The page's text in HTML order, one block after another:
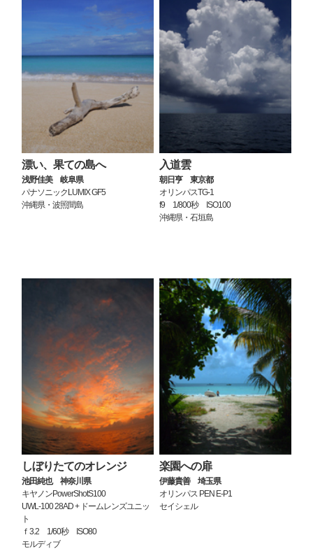
漂い、果ての島へ
浅野佳美 岐阜県
パナソニックLUMIX GF5
沖縄県・波照間島
入道雲
朝日亨 東京都
オリンパスTG-1
f9 1/800秒 ISO100
沖縄県・石垣島
しぼりたてのオレンジ
池田純也 神奈川県
キヤノンPowerShotS100
UWL-100 28AD + ドームレンズユニッ
ト
ｆ3.2 1/60秒 ISO80
モルディブ
楽園への扉
伊藤貴善 埼玉県
オリンパス PEN E-P1
セイシェル